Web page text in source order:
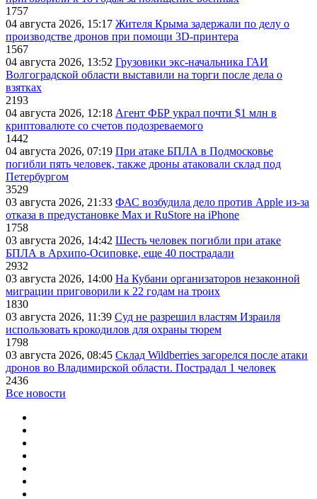
1757
04 августа 2026, 15:17 Жителя Крыма задержали по делу о
производстве дронов при помощи 3D‑принтера
1567
04 августа 2026, 13:52 Грузовики экс-начальника ГАИ
Волгоградской области выставили на торги после дела о
взятках
2193
04 августа 2026, 12:18 Агент ФБР украл почти $1 млн в
криптовалюте со счетов подозреваемого
1442
04 августа 2026, 07:19 При атаке БПЛА в Подмосковье
погибли пять человек, также дроны атаковали склад под
Петербургом
3529
03 августа 2026, 21:33 ФАС возбудила дело против Apple из-за
отказа в предустановке Max и RuStore на iPhone
1758
03 августа 2026, 14:42 Шесть человек погибли при атаке
БПЛА в Архипо-Осиповке, еще 40 пострадали
2932
03 августа 2026, 14:00 На Кубани организаторов незаконной
миграции приговорили к 22 годам на троих
1830
03 августа 2026, 11:39 Суд не разрешил властям Израиля
использовать крокодилов для охраны тюрем
1798
03 августа 2026, 08:45 Склад Wildberries загорелся после атаки
дронов во Владимирской области. Пострадал 1 человек
2436
Все новости